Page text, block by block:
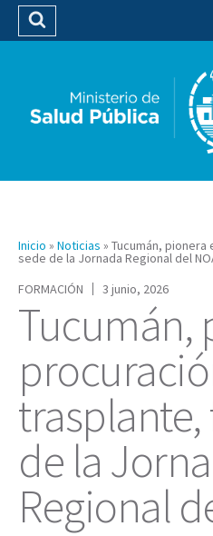
Buscar
Inicio » Noticias » Tucumán,
sede de la Jornada Regional del
FORMACIÓN
3 junio, 2026
Tucumán,
trasplante,
de la
Regional